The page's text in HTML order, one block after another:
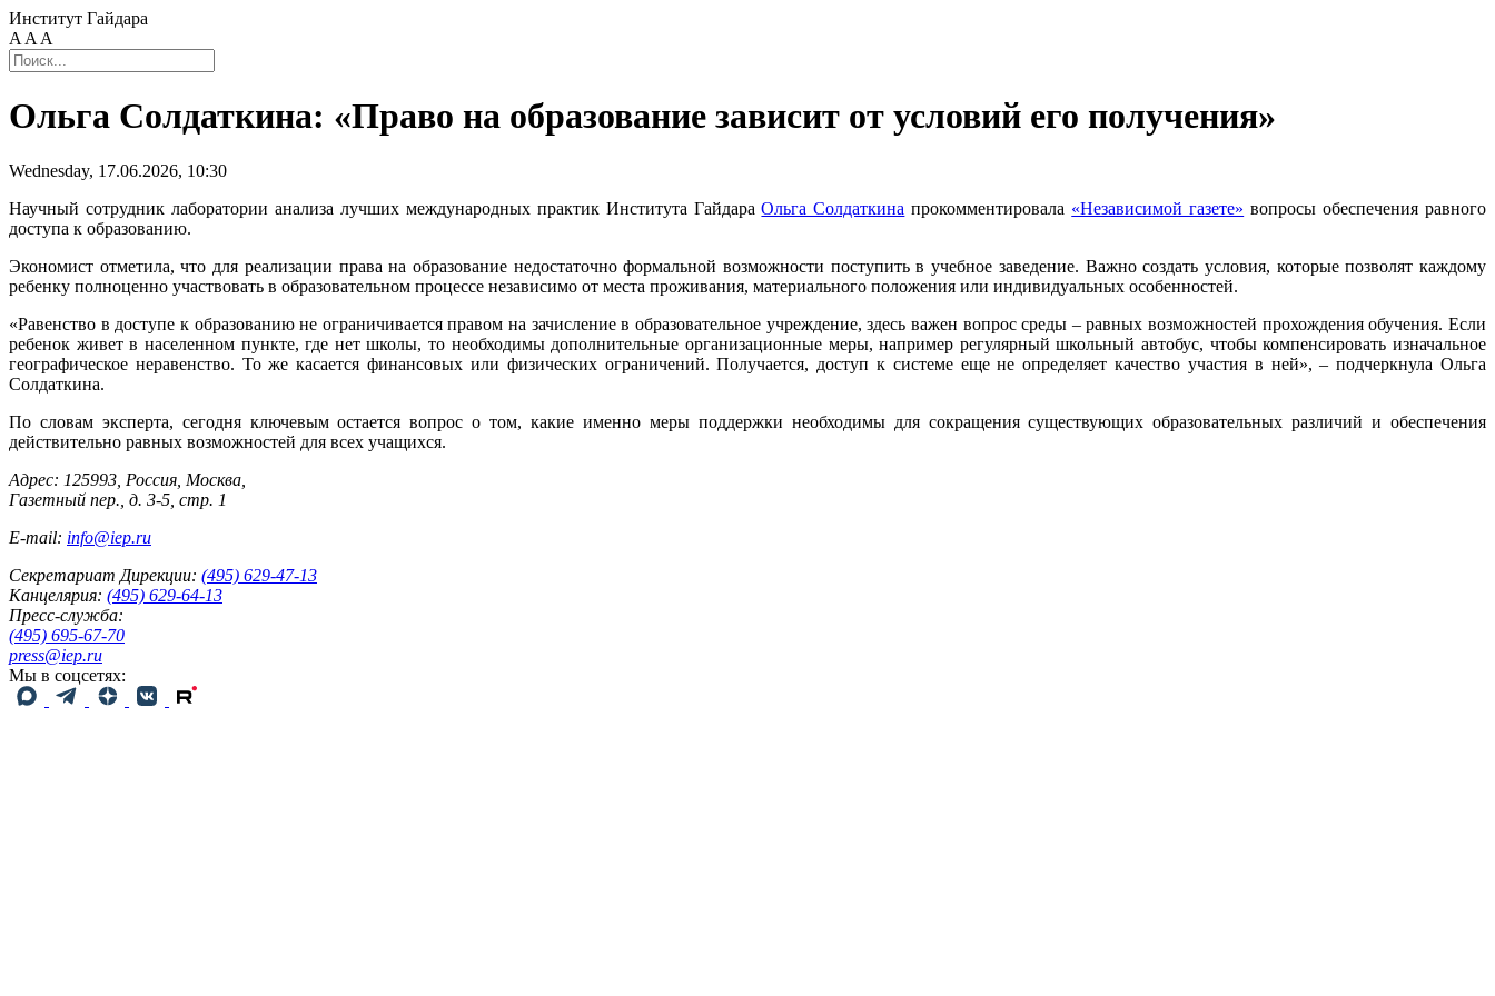
Институт Гайдара
A A A
Ольга Солдаткина: «Право на образование зависит от условий его получения»
Wednesday, 17.06.2026, 10:30
Научный сотрудник лаборатории анализа лучших международных практик Института ГайдараОльга Солдаткина прокомментировала «Независимой газете» вопросы обеспечения равного
доступа к образованию.
Экономист отметила, что для реализации права на образование недостаточно формальной возможности поступить в учебное заведение. Важно создать условия, которые позволят каждому
ребенку полноценно участвовать в образовательном процессе независимо от места проживания, материального положения или индивидуальных особенностей.
«Равенство в доступе к образованию не ограничивается правом на зачисление в образовательное учреждение, здесь важен вопрос среды – равных возможностей прохождения обучения. Если
ребенок живет в населенном пункте, где нет школы, то необходимы дополнительные организационные меры, например регулярный школьный автобус, чтобы компенсировать изначальное
географическое неравенство. То же касается финансовых или физических ограничений. Получается, доступ к системе еще не определяет качество участия в ней», – подчеркнула Ольга
Солдаткина.
По словам эксперта, сегодня ключевым остается вопрос о том, какие именно меры поддержки необходимы для сокращения существующих образовательных различий и обеспечения
действительно равных возможностей для всех учащихся.
Адрес: 125993, Россия, Москва,
Газетный пер., д. 3-5, стр. 1
E-mail: info@iep.ru
Секретариат Дирекции: (495) 629-47-13
Канцелярия: (495) 629-64-13
Пресс-служба:
(495) 695-67-70
press@iep.ru
Мы в соцсетях: